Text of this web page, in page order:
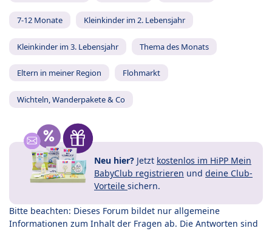
7-12 Monate Kleinkinder im 2. Lebensjahr
Kleinkinder im 3. Lebensjahr Thema des Monats
Eltern in meiner Region Flohmarkt
Wichteln, Wanderpakete & Co
Neu hier? Jetzt kostenlos im HiPP Mein
BabyClub registrieren und deine Club-
Vorteile sichern.
Bitte beachten: Dieses Forum bildet nur allgemeine
Informationen zum Inhalt der Fragen ab. Die Antworten sind